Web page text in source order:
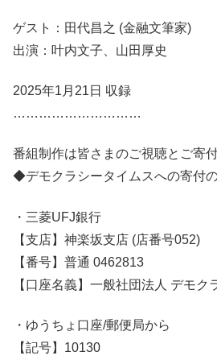
ゲスト：田代昌之 (金融文筆家)
出演：叶内文子、山田厚史
2025年1月21日 収録
…………………………
番組制作は皆さまのご視聴とご寄
◆デモクラシータイムスへの寄付
・三菱UFJ銀行
【支店】神楽坂支店 (店番号052)
【番号】普通 0462813
【口座名義】一般社団法人 デモク
・ゆうちょ口座/郵便局から
【記号】10130